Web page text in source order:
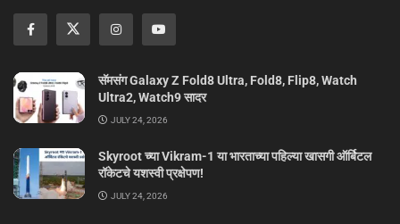
सॅमसंग Galaxy Z Fold8 Ultra, Fold8, Flip8, Watch
Ultra2, Watch9 सादर
JULY 24, 2026
Skyroot च्या Vikram-1 या भारताच्या पहिल्या खासगी ऑर्बिटल
रॉकेटचे यशस्वी प्रक्षेपण!
JULY 24, 2026